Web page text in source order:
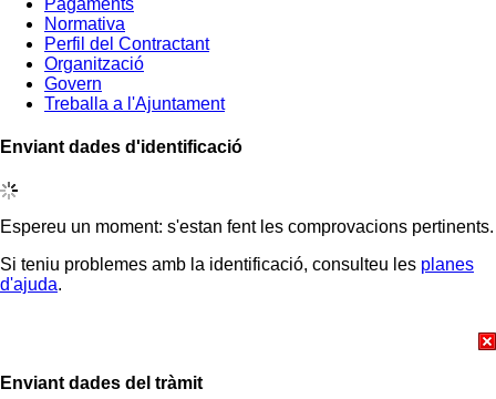
Pagaments
Normativa
Perfil del Contractant
Organització
Govern
Treballa a l'Ajuntament
Enviant dades d'identificació
Espereu un moment: s'estan fent les comprovacions pertinents.
Si teniu problemes amb la identificació, consulteu les planes
d'ajuda.
Enviant dades del tràmit